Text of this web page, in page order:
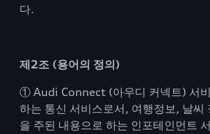
다.
제2조 (용어의 정의)
① Audi Connect (아우디 커넥트) 서
하는 통신 서비스로서, 여행정보, 날씨
을 주된 내용으로 하는 인포테인먼트